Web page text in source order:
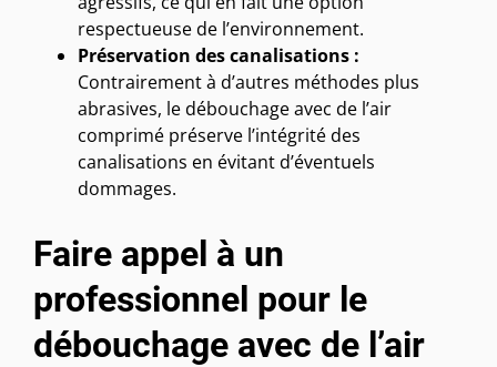
respectueuse de l’environnement.
Préservation des canalisations :
Contrairement à d’autres méthodes plus
abrasives, le débouchage avec de l’air
comprimé préserve l’intégrité des
canalisations en évitant d’éventuels
dommages.
Faire appel à un
professionnel pour le
débouchage avec de l’air